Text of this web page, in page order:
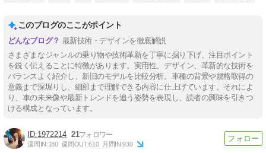
このブログのここがポイント
最新技術・デザインを徹底解説
さまざまなジャンルの乗り物や技術革新を丁寧に掘り下げ、注目ポイント
を鋭く伝えることに特徴があります。実用性、デザイン、革新的な技術を
バランスよく紹介し、新旧のモデルを比較分析。車種の背景や規格取得の
意義まで深堀りし、細部まで理解できる内容に仕上げています。それによ
り、車の未来像や最新トレンドを追う姿勢を表現し、読者の興味を引きつ
ける構成となっています。
1972214 21
週間IN:180 週間OUT:610 月間IN:930